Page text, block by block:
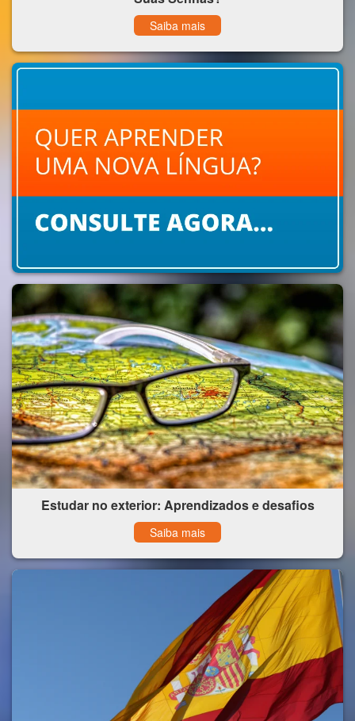
Saiba mais
Estudar no exterior: Aprendizados e desafios
Saiba mais